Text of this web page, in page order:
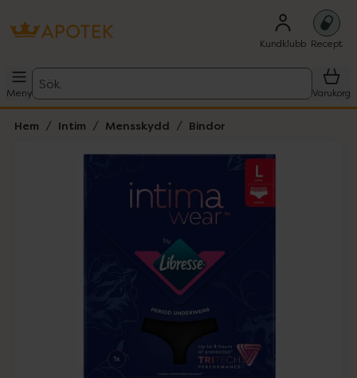
Kundklubb Recept
Meny
Sök
Varukorg
Hem Intim Mensskydd Bindor